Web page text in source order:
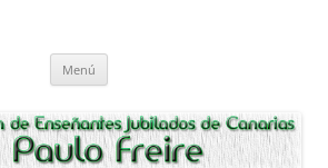
Paulo Freire
Menú